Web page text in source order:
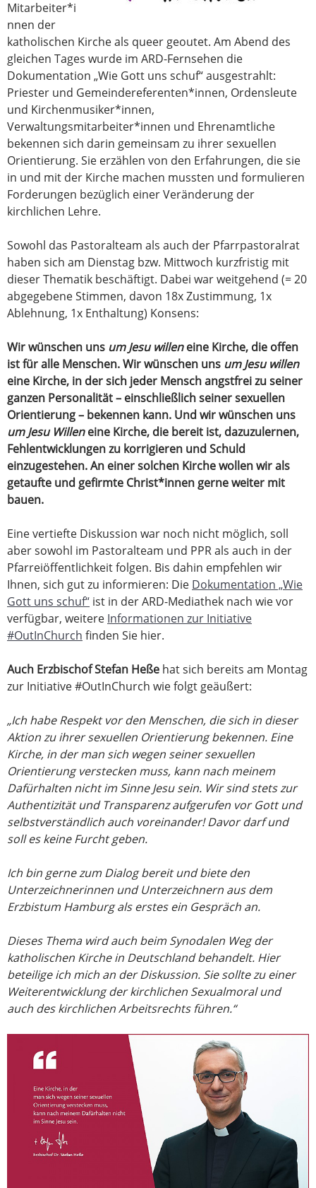
Mitarbeiter*i
nnen der
katholischen Kirche als queer geoutet. Am Abend des
gleichen Tages wurde im ARD-Fernsehen die
Dokumentation „Wie Gott uns schuf“ ausgestrahlt:
Priester und Gemeindereferenten*innen, Ordensleute
und Kirchenmusiker*innen,
Verwaltungsmitarbeiter*innen und Ehrenamtliche
bekennen sich darin gemeinsam zu ihrer sexuellen
Orientierung. Sie erzählen von den Erfahrungen, die sie
in und mit der Kirche machen mussten und formulieren
Forderungen bezüglich einer Veränderung der
kirchlichen Lehre.
Sowohl das Pastoralteam als auch der Pfarrpastoralrat
haben sich am Dienstag bzw. Mittwoch kurzfristig mit
dieser Thematik beschäftigt. Dabei war weitgehend (= 20
abgegebene Stimmen, davon 18x Zustimmung, 1x
Ablehnung, 1x Enthaltung) Konsens:
Wir wünschen uns um Jesu willeneine Kirche, die offen
ist für alle Menschen. Wir wünschen uns um Jesu willen
eine Kirche, in der sich jeder Mensch angstfrei zu seiner
ganzen Personalität – einschließlich seiner sexuellen
Orientierung – bekennen kann. Und wir wünschen uns
um Jesu Willeneine Kirche, die bereit ist, dazuzulernen,
Fehlentwicklungen zu korrigieren und Schuld
einzugestehen. An einer solchen Kirche wollen wir als
getaufte und gefirmte Christ*innen gerne weiter mit
bauen.
Eine vertiefte Diskussion war noch nicht möglich, soll
aber sowohl im Pastoralteam und PPR als auch in der
Pfarreiöffentlichkeit folgen. Bis dahin empfehlen wir
Ihnen, sich gut zu informieren: Die Dokumentation „Wie
Gott uns schuf“ ist in der ARD-Mediathek nach wie vor
verfügbar, weitere Informationen zur Initiative
#OutInChurch finden Sie hier.
Auch Erzbischof Stefan Heße hat sich bereits am Montag
zur Initiative #OutInChurch wie folgt geäußert:
„Ich habe Respekt vor den Menschen, die sich in dieser
Aktion zu ihrer sexuellen Orientierung bekennen. Eine
Kirche, in der man sich wegen seiner sexuellen
Orientierung verstecken muss, kann nach meinem
Dafürhalten nicht im Sinne Jesu sein. Wir sind stets zur
Authentizität und Transparenz aufgerufen vor Gott und
selbstverständlich auch voreinander! Davor darf und
soll es keine Furcht geben.
Ich bin gerne zum Dialog bereit und biete den
Unterzeichnerinnen und Unterzeichnern aus dem
Erzbistum Hamburg als erstes ein Gespräch an.
Dieses Thema wird auch beim Synodalen Weg der
katholischen Kirche in Deutschland behandelt. Hier
beteilige ich mich an der Diskussion. Sie sollte zu einer
Weiterentwicklung der kirchlichen Sexualmoral und
auch des kirchlichen Arbeitsrechts führen.“